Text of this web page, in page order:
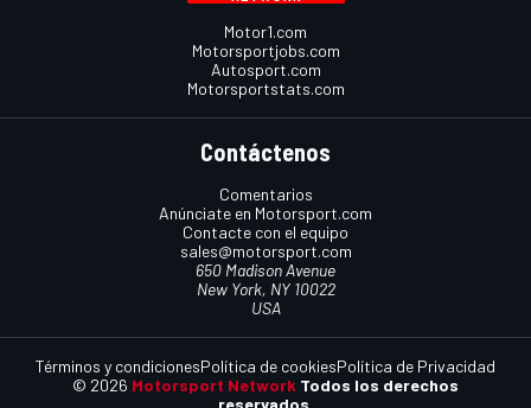
Motor1.com
Motorsportjobs.com
Autosport.com
Motorsportstats.com
Contáctenos
Comentarios
Anúnciate en Motorsport.com
Contacte con el equipo
sales@motorsport.com
650 Madison Avenue
New York, NY 10022
USA
© 2026 Motorsport Network Todos los derechos
reservados.
Términos y condicionesPolítica de cookiesPolítica de Privacidad